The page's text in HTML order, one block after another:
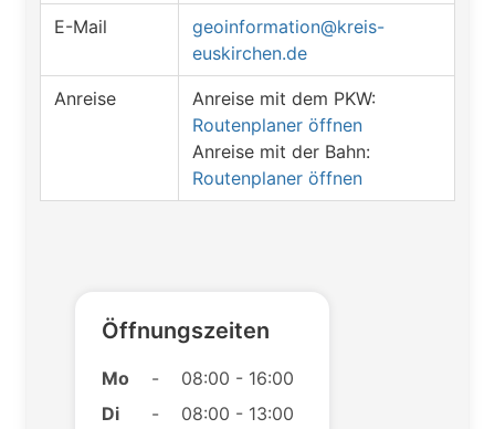
E-Mail
geoinformation@kreis-
euskirchen.de
Anreise
Anreise mit dem PKW:
Routenplaner öffnen
Anreise mit der Bahn:
Routenplaner öffnen
Öffnungszeiten
Mo -
08:00 - 16:00
Di
-
08:00 - 13:00